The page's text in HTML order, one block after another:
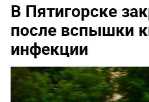
В Пятигорске
после вспышки
инфекции